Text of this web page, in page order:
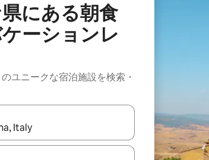
にある朝食
ーションレ
ユニークな宿泊施設を検索・
たら、上下の矢印キーを使って移動するか、画面を